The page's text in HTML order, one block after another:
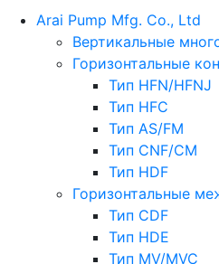
Arai Pump Mfg. Co., Ltd
Вертикальные
Горизонтальные
Тип HFN/HFNJ
Тип HFC
Тип AS/FM
Тип CNF/CM
Тип HDF
Горизонтальные
Тип CDF
Тип HDE
Тип MV/MVC